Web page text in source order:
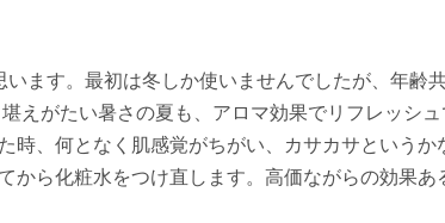
ます。最初は冬しか使いませんでしたが、年齢
えがたい暑さの夏も、アロマ効果でリフレッシ
時、何となく肌感覚がちがい、カサカサという
ら化粧水をつけ直します。高価ながらの効果あ